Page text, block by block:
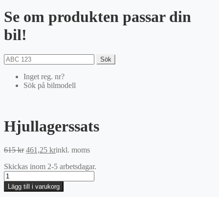
Se om produkten passar din
bil!
Sök
Inget reg. nr?
Sök på bilmodell
Hjullagerssats
615kr Det
priset
615 kr.
461,25 krDet
priset
461,25 kr.
inkl. moms
Skickas inom 2-5 arbetsdagar.
Hjullagerssats
mängd
Lägg till i varukorg